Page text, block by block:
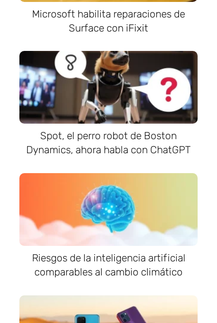
Microsoft habilita reparaciones de
Surface con iFixit
Spot, el perro robot de Boston
Dynamics, ahora habla con ChatGPT
Riesgos de la inteligencia artificial
comparables al cambio climático